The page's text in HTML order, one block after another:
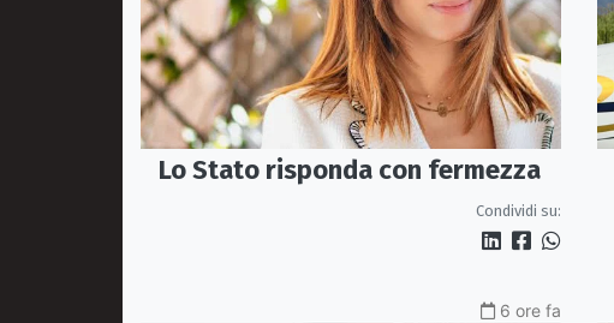
Lo Stato risponda con fermezza
Condividi su:
6 ore fa